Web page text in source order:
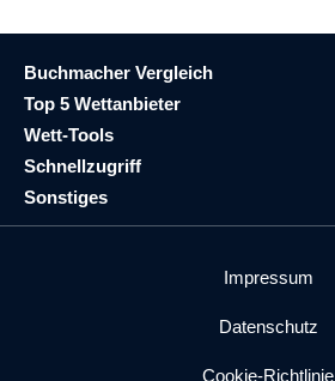
Buchmacher Vergleich
Top 5 Wettanbieter
Wett-Tools
Schnellzugriff
Sonstiges
Impressum
Datenschutz
Cookie-Richtlinie